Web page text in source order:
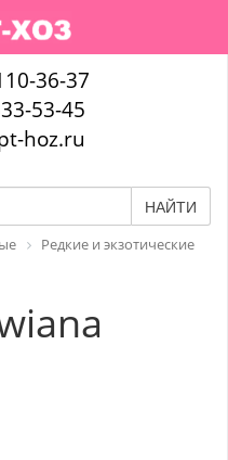
36-37
53-45
hoz.ru
НАЙТИ
Редкие и экзотические